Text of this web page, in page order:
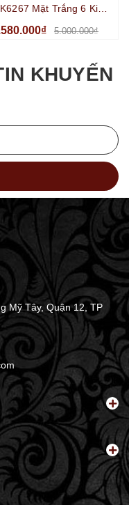
Mặt Trắng 6 Kim
Size 36mm
5.000.000₫
KHUYẾN
Mỹ Tây, Quận 12, TP